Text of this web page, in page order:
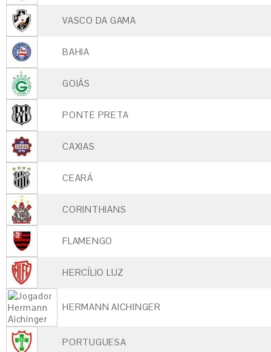
VASCO DA GAMA
BAHIA
GOIÁS
PONTE PRETA
CAXIAS
CEARÁ
CORINTHIANS
FLAMENGO
HERCÍLIO LUZ
HERMANN AICHINGER
PORTUGUESA